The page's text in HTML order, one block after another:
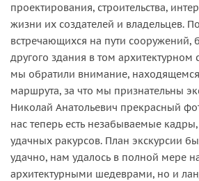
проектирования, строительства,
жизни их создателей и владельцев.
встречающихся на пути сооружений,
другого здания в том архитектурном
мы обратили внимание, находящемся
маршрута, за что мы признательны
Николай Анатольевич прекрасный
нас теперь есть незабываемые
удачных ракурсов. План экскурсии
удачно, нам удалось в полной мере
архитектурными шедеврами, но и